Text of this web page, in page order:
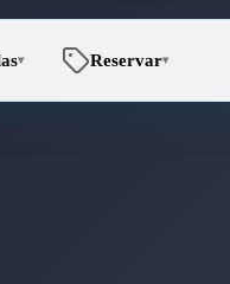
▾ Reservar▾